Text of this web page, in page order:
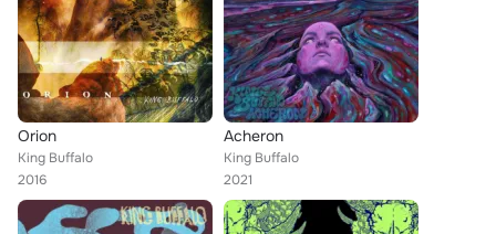
Orion
King Buffalo
2016
Acheron
King Buffalo
2021